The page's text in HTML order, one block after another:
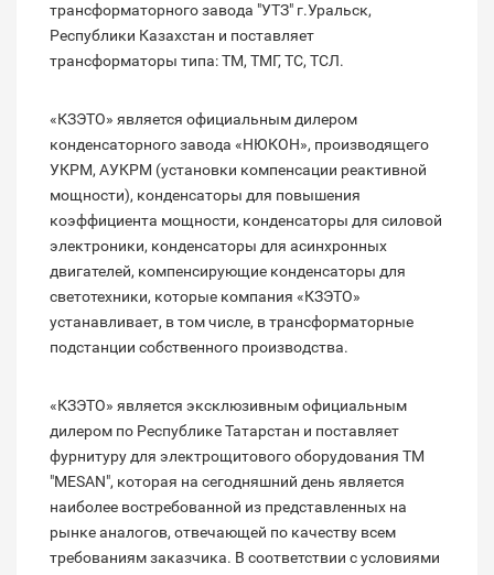
трансформаторного завода "УТЗ" г.Уральск,
Республики Казахстан и поставляет
трансформаторы типа: ТМ, ТМГ, ТС, ТСЛ.
«КЗЭТО» является официальным дилером
конденсаторного завода «НЮКОН», производящего
УКРМ, АУКРМ (установки компенсации реактивной
мощности), конденсаторы для повышения
коэффициента мощности, конденсаторы для силовой
электроники, конденсаторы для асинхронных
двигателей, компенсирующие конденсаторы для
светотехники, которые компания «КЗЭТО»
устанавливает, в том числе, в трансформаторные
подстанции собственного производства.
«КЗЭТО» является эксклюзивным официальным
дилером по Республике Татарстан и поставляет
фурнитуру для электрощитового оборудования ТМ
"MESAN", которая на сегодняшний день является
наиболее востребованной из представленных на
рынке аналогов, отвечающей по качеству всем
требованиям заказчика. В соответствии с условиями